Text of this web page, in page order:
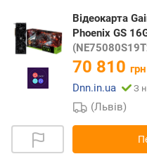
Відеокарта
Phoenix GS
70 810
Dnn.in.ua
З
(Львів)